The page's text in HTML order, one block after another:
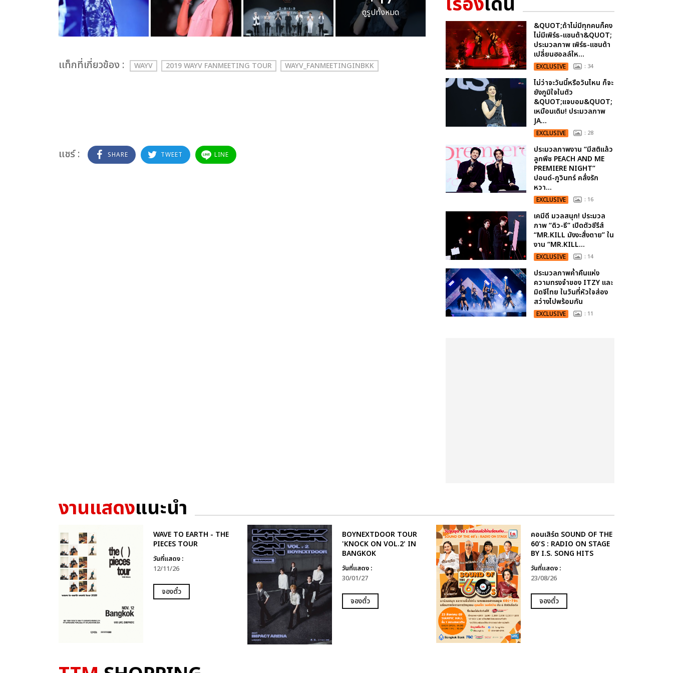
ดูรูปทั้งหมด
เเท็กที่เกี่ยวข้อง : WAYV 2019 WAYV FANMEETING TOUR WAYV_FANMEETINGINBKK
แชร์ : SHARE TWEET LINE
&QUOT;ถ้าไม่มีทุกคนก็คง
ไม่มีเพิร์ธ-แซนต้า&QUOT;
ประมวลภาพ เพิร์ธ-แซนต้า
เปลี่ยนฮอลล์ให...
EXCLUSIVE : 34
ไม่ว่าจะวันนี้หรือวันไหน ก็จะ
ยังภูมิใจในตัว
&QUOT;แจบอม&QUOT;
เหมือนเดิม! ประมวลภาพ
JA...
EXCLUSIVE : 28
ประมวลภาพงาน “มีสติแล้ว
ลูกพีช PEACH AND ME
PREMIERE NIGHT”
ปอนด์-ภูวินทร์ คลั่งรัก
หวา...
EXCLUSIVE : 16
เคมีดี มวลสนุก! ประมวล
ภาพ “ดิว-ธี” เปิดตัวซีรีส์
“MR.KILL มังงะสั่งตาย” ใน
งาน “MR.KILL...
EXCLUSIVE : 14
ประมวลภาพค่ำคืนแห่ง
ความทรงจำของ ITZY และ
มิดจีไทย ในวันที่หัวใจส่อง
สว่างไปพร้อมกัน
EXCLUSIVE : 11
งานแสดงแนะนำ
WAVE TO EARTH - THE
PIECES TOUR
วันที่แสดง :
12/11/26
จองตั๋ว
BOYNEXTDOOR TOUR
'KNOCK ON VOL.2' IN
BANGKOK
วันที่แสดง :
30/01/27
จองตั๋ว
คอนเสิร์ต SOUND OF THE
60'S : RADIO ON STAGE
BY I.S. SONG HITS
วันที่แสดง :
23/08/26
จองตั๋ว